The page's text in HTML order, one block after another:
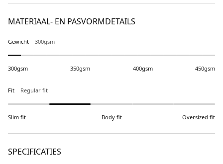
MATERIAAL- EN PASVORMDETAILS
Gewicht 300gsm
300gsm 350gsm 400gsm 450gsm
Fit Regular fit
Slim fit Body fit Oversized fit
SPECIFICATIES